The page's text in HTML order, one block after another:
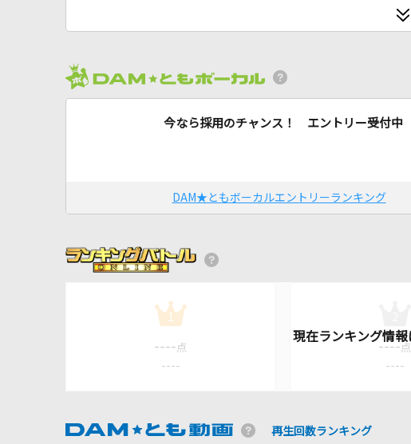
今なら採用のチャンス！ エントリー受付中
DAM★ともボーカルエントリーランキング
1
---- 点
----
---- 点
----
再生回数ランキング